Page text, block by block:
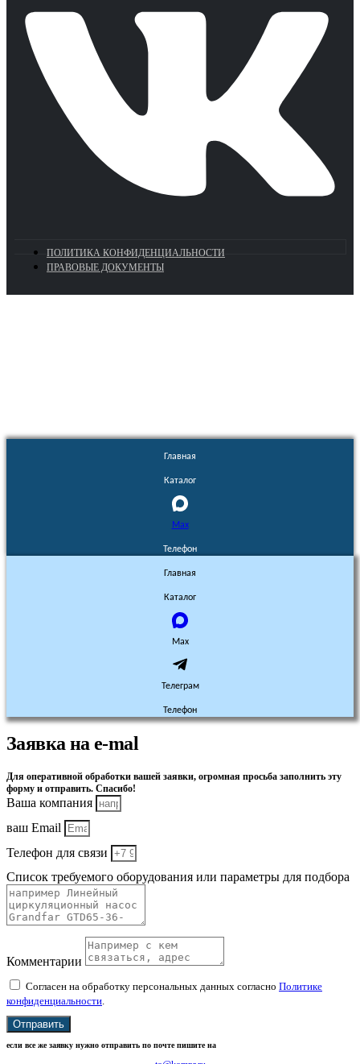
ПОЛИТИКА КОНФИДЕНЦИАЛЬНОСТИ
ПРАВОВЫЕ ДОКУМЕНТЫ
Главная
Каталог
Max
Телефон
Главная
Каталог
Max
Телеграм
Телефон
Заявка на e-mal
Для оперативной обработки вашей заявки, огромная просьба заполнить эту
форму и отправить. Спасибо!
Ваша компания
ваш Email
Телефон для связи
Список требуемого оборудования или параметры для подбора
Комментарии
Согласен на обработку персональных данных согласно Политике
конфиденциальности.
Отправить
если все же заявку нужно отправить по почте пишите на